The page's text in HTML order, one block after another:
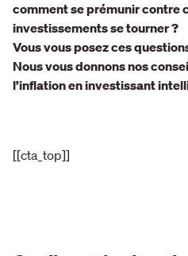
comment se prémunir contre
investissements se tourner ?
Vous vous posez ces
Nous vous donnons nos
l’inflation en investissant
[[cta_top]]